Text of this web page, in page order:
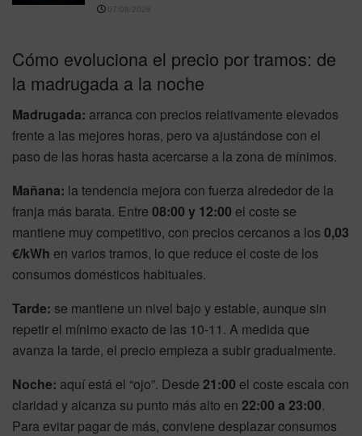
07/08/2026
Cómo evoluciona el precio por tramos: de
la madrugada a la noche
Madrugada: arranca con precios relativamente elevados
frente a las mejores horas, pero va ajustándose con el
paso de las horas hasta acercarse a la zona de mínimos.
Mañana: la tendencia mejora con fuerza alrededor de la
franja más barata. Entre 08:00 y 12:00 el coste se
mantiene muy competitivo, con precios cercanos a los 0,03
€/kWh en varios tramos, lo que reduce el coste de los
consumos domésticos habituales.
Tarde: se mantiene un nivel bajo y estable, aunque sin
repetir el mínimo exacto de las 10-11. A medida que
avanza la tarde, el precio empieza a subir gradualmente.
Noche: aquí está el “ojo”. Desde 21:00 el coste escala con
claridad y alcanza su punto más alto en 22:00 a 23:00.
Para evitar pagar de más, conviene desplazar consumos